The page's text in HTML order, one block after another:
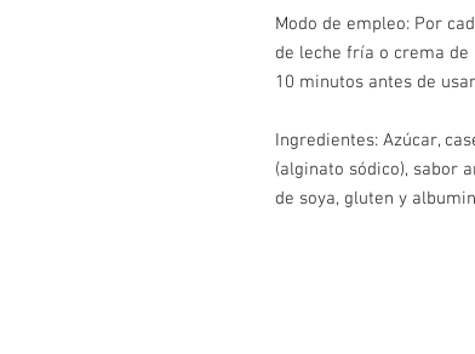
Modo de empleo: Por
de leche fría o crema
10 minutos antes de
Ingredientes: Azúcar,
(alginato sódico), sabor
de soya, gluten y